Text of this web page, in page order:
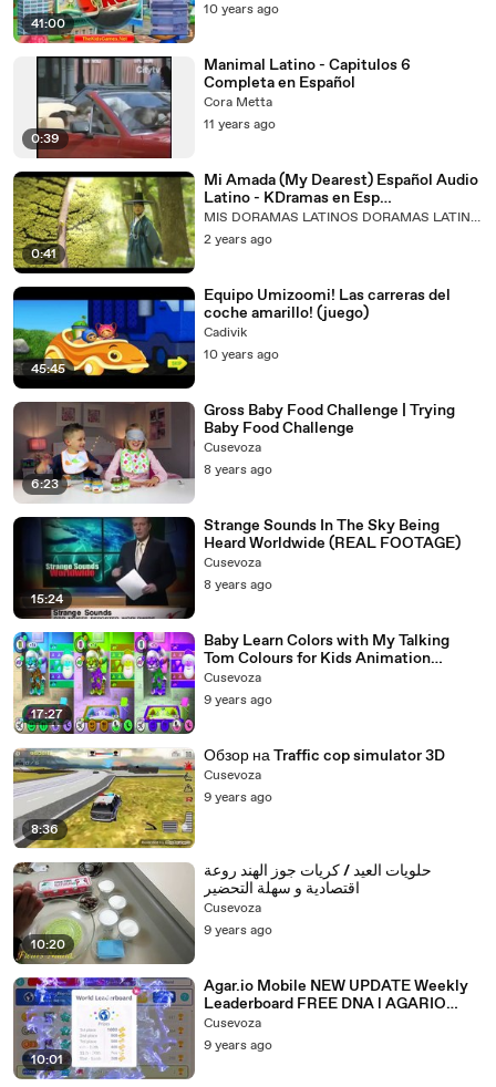
41:00
10 years ago
0:39
Manimal Latino - Capitulos 6
Completa en Español
Cora Metta
11 years ago
0:41
Mi Amada (My Dearest) Español Audio
Latino - KDramas en Esp
Latinoamerica
MIS DORAMAS LATINOS DORAMAS LATINOS Y SUB GRATIS
2 years ago
45:45
Equipo Umizoomi! Las carreras del
coche amarillo! (juego)
Cadivik
10 years ago
6:23
Gross Baby Food Challenge | Trying
Baby Food Challenge
Cusevoza
8 years ago
15:24
Strange Sounds In The Sky Being
Heard Worldwide (REAL FOOTAGE)
Cusevoza
8 years ago
17:27
Baby Learn Colors with My Talking
Tom Colours for Kids Animation
Education Cartoon Compilation
Cusevoza
9 years ago
8:36
Обзор на Traffic cop simulator 3D
Cusevoza
9 years ago
10:20
حلويات العيد / كريات جوز الهند روعة
اقتصادية و سهلة التحضير
Cusevoza
9 years ago
10:01
Agar.io Mobile NEW UPDATE Weekly
Leaderboard FREE DNA l AGARIO
NEW SKINS BEST SOLO DESTROYING
Cusevoza
9 years ago